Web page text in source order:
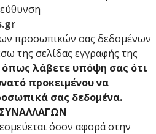
προσωπικών σας δεδομένων
της σελίδας εγγραφής της
λάβετε υπόψη σας ότι
προκειμένου να
σας δεδομένα.
όσον αφορά στην